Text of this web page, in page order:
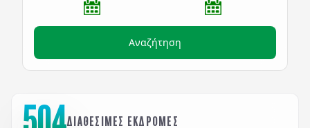
Αναζήτηση
ΔΙΑΘΕΣΙΜΕΣ ΕΚΔΡΟΜΕΣ